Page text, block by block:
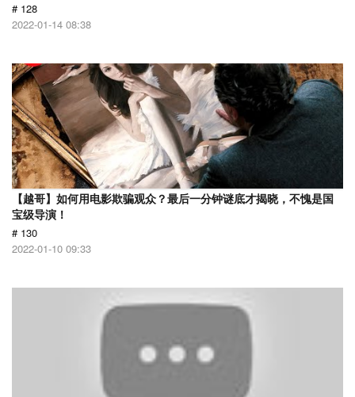
# 128
2022-01-14 08:38
【越哥】如何用电影欺骗观众？最后一分钟谜底才揭晓，不愧是国
宝级导演！
# 130
2022-01-10 09:33